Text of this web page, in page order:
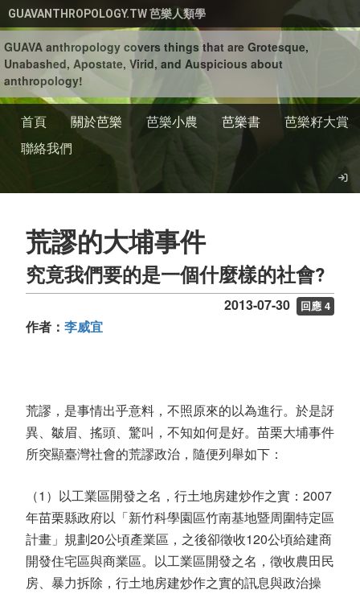
移至主內容
GUAVANTHROPOLOGY.TW 芭樂人類學
GUAVA anthropology covers things that are Grotesque,
Unabashed, Apostate, Virid, and Auspicious about
anthropology!
首頁 關於芭樂 芭樂小農 芭樂書
芭樂籽大賞
聯絡我們
荒謬的大埔事件
究竟我們要的是一個什麼樣的社會?
2013-07-30 回應 4
作者： 李威宜
荒謬，是事情出乎意料，不照原來的以為進行。於是訝
異、皺眉、搖頭、驚叫，不知如何是好。苗栗大埔事件
所突顯臺灣社會的荒謬政治，隨便列舉如下：
（1）以工業區開發之名，行土地房建炒作之實：2007
年苗栗縣政府以「新竹科學園區竹南基地暨周圍特定區
計畫」規劃20公頃產業區，之後卻徵收120公頃給建商
開發住宅區與商業區。以工業區開發之名，徵收農田民
房、暴力拆除，行土地房建炒作之實的訊息與政治操